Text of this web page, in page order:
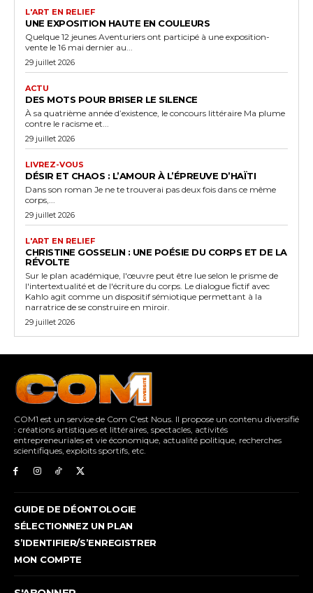
L'ART EN RELIEF
UNE EXPOSITION HAUTE EN COULEURS
Quelque 12 jeunes Aventuriers ont participé à une exposition-
vente le 16 mai dernier au...
29 juillet 2026
ACTU
DES MOTS POUR BRISER LE SILENCE
À sa quatrième année d’existence, le concours littéraire Ma plume
contre le racisme et...
29 juillet 2026
LIVREZ-VOUS
DÉSIR ET CHAOS : L’AMOUR À L’ÉPREUVE D’HAÏTI
Dans son roman Je ne te trouverai pas deux fois dans ce même
corps,...
29 juillet 2026
L'ART EN RELIEF
CHRISTINE GOSSELIN : UNE POÉSIE DU CORPS ET DE LA
RÉVOLTE
Sur le plan académique, l'œuvre peut être lue selon le prisme de
l'intertextualité et de l'écriture du corps. Le dialogue fictif avec
Kahlo agit comme un dispositif sémiotique permettant à la
narratrice de se construire en miroir.
29 juillet 2026
COM1 est un service de Com C'est Nous. Il propose un contenu diversifié
: créations artistiques et littéraires, spectacles, activités
entrepreneuriales et vie économique, actualité politique, recherches
scientifiques, exploits sportifs, etc.
GUIDE DE DÉONTOLOGIE
SÉLECTIONNEZ UN PLAN
S’IDENTIFIER/S’ENREGISTRER
MON COMPTE